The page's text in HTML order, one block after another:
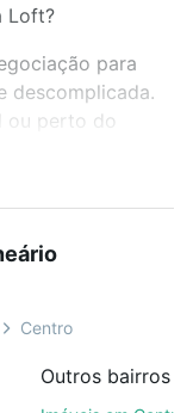
Loft?
para
descomplicada.
ou perto do
1750 -
conquistar seu
e você
e
venda ou troca
Centro